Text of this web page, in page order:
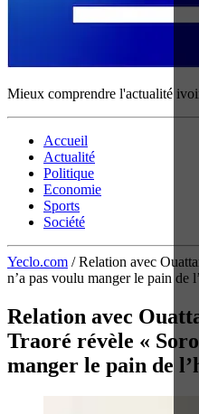
Mieux comprendre l'actualité
Accueil
Actualité
Politique
Economie
Sports
Société
Yeclo.com / Relation avec
n’a pas voulu manger le pain de
Relation avec
Traoré révèle «
manger le pain de